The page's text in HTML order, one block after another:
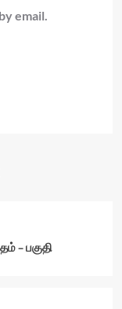
email.
– பகுதி